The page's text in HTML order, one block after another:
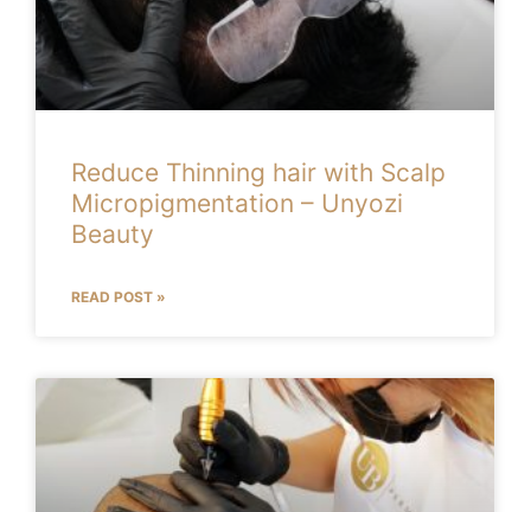
Reduce Thinning hair with Scalp
Micropigmentation – Unyozi
Beauty
READ POST »